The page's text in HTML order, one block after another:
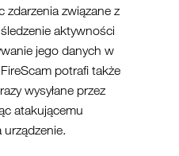
zdarzenia związane z
aktywności
jego danych w
potrafi także
wysyłane przez
atakującemu